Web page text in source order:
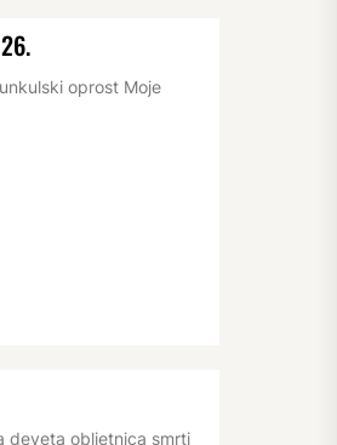
oprost Moje
deveta obljetnica smrti